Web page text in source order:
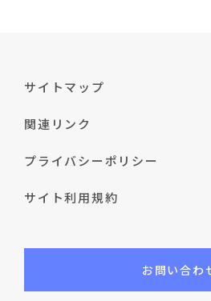
サイトマップ
関連リンク
プライバシーポリシー
サイト利用規約
お問い合わ